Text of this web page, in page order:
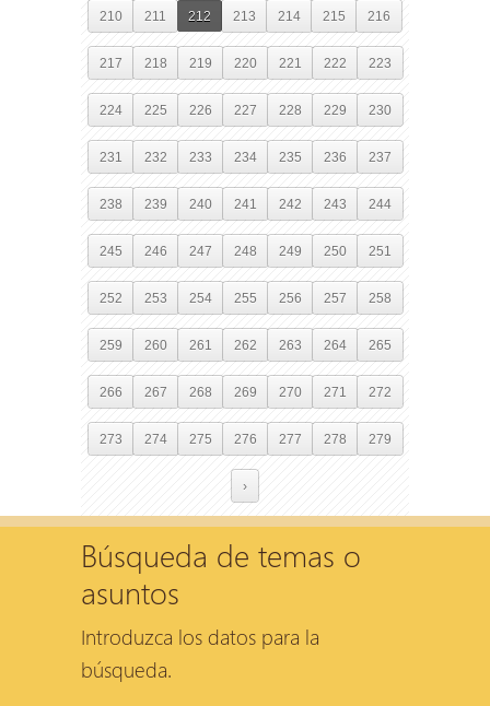
210 211 212 213 214 215 216
217 218 219 220 221 222 223
224 225 226 227 228 229 230
231 232 233 234 235 236 237
238 239 240 241 242 243 244
245 246 247 248 249 250 251
252 253 254 255 256 257 258
259 260 261 262 263 264 265
266 267 268 269 270 271 272
273 274 275 276 277 278 279
›
Búsqueda de temas o
asuntos
Introduzca los datos para la
búsqueda.